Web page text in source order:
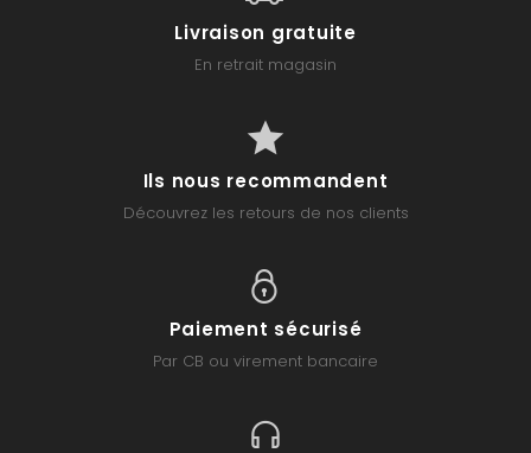
Livraison gratuite
En retrait magasin
Ils nous recommandent
Découvrez les retours de nos clients
Paiement sécurisé
Par CB ou virement bancaire